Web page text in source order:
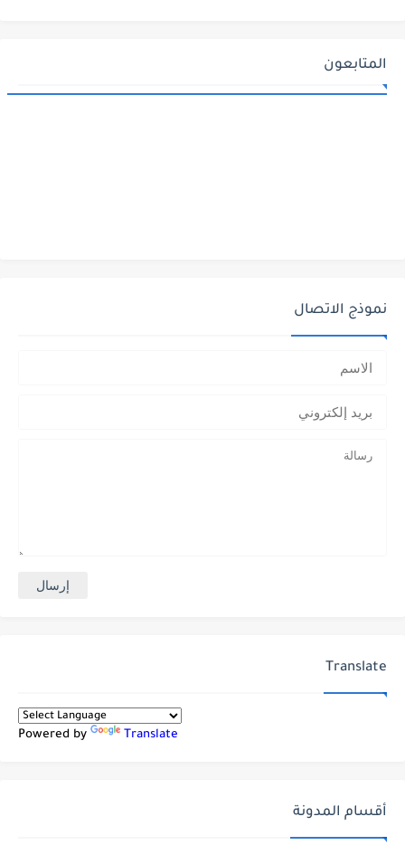
المتابعون
نموذج الاتصال
Translate
Powered by Translate
أقسام المدونة